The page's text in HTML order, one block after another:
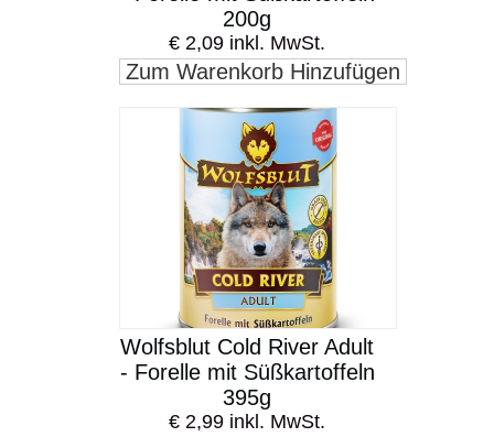
200g
€ 2,09 inkl. MwSt.
Zum Warenkorb Hinzufügen
Wolfsblut Cold River Adult
- Forelle mit Süßkartoffeln
395g
€ 2,99 inkl. MwSt.